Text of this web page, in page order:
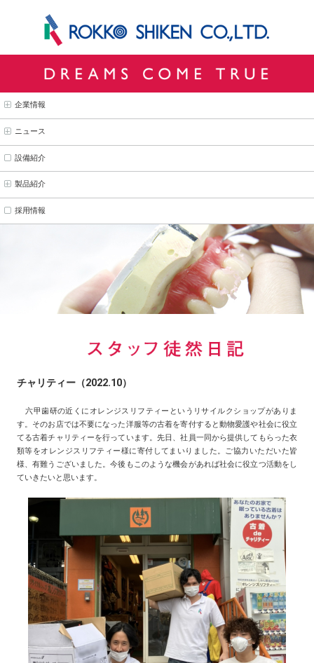
企業情報
ニュース
設備紹介
製品紹介
採用情報
チャリティー（2022.10）
六甲歯研の近くにオレンジスリフティーというリサイルクショップがありま
す。そのお店では不要になった洋服等の古着を寄付すると動物愛護や社会に役立
てる古着チャリティーを行っています。先日、社員一同から提供してもらった衣
類等をオレンジスリフティー様に寄付してまいりました。ご協力いただいた皆
様、有難うございました。今後もこのような機会があれば社会に役立つ活動をし
ていきたいと思います。